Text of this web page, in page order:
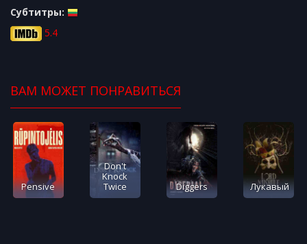
Субтитры:
5.4
ВАМ МОЖЕТ ПОНРАВИТЬСЯ
Pensive
Don't
Knock
Twice
Diggers Лукавый